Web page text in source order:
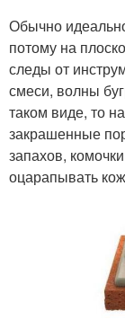
Обычно
потому на
следы от
смеси, волны
таком виде, то
закрашенные
запахов,
оцарапывать